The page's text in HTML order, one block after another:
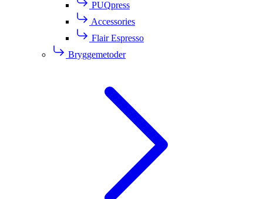
PUQpress
Accessories
Flair Espresso
Bryggemetoder